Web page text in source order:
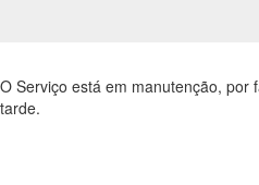
O Serviço está em manutenção, por
tarde.